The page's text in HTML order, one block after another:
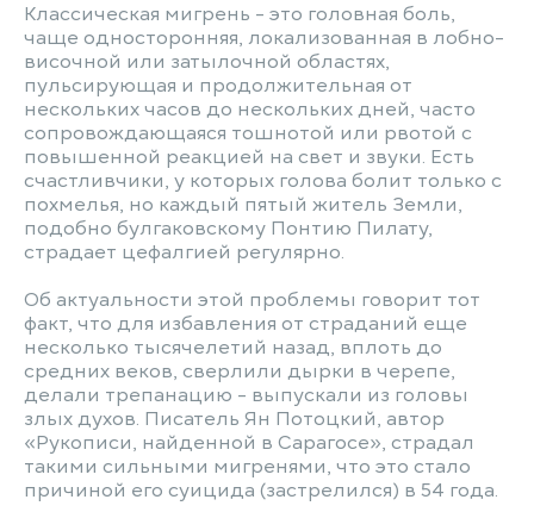
Классическая мигрень - это головная боль,
чаще односторонняя, локализованная в лобно-
височной или затылочной областях,
пульсирующая и продолжительная от
нескольких часов до нескольких дней, часто
сопровождающаяся тошнотой или рвотой с
повышенной реакцией на свет и звуки. Есть
счастливчики, у которых голова болит только с
похмелья, но каждый пятый житель Земли,
подобно булгаковскому Понтию Пилату,
страдает цефалгией регулярно.
Об актуальности этой проблемы говорит тот
факт, что для избавления от страданий еще
несколько тысячелетий назад, вплоть до
средних веков, сверлили дырки в черепе,
делали трепанацию - выпускали из головы
злых духов. Писатель Ян Потоцкий, автор
«Рукописи, найденной в Сарагосе», страдал
такими сильными мигренями, что это стало
причиной его суицида (застрелился) в 54 года.